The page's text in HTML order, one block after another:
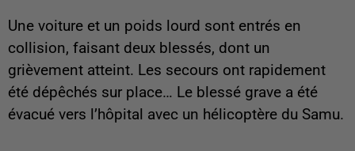
Une voiture et un poids lourd sont entrés en
collision, faisant deux blessés, dont un
grièvement atteint. Les secours ont rapidement
été dépêchés sur place… Le blessé grave a été
évacué vers l’hôpital avec un hélicoptère du Samu.